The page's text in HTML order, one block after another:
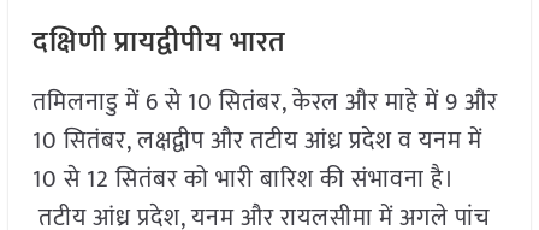
दक्षिणी प्रायद्वीपीय भारत
तमिलनाडु में 6 से 10 सितंबर, केरल और माहे में 9 और
10 सितंबर, लक्षद्वीप और तटीय आंध्र प्रदेश व यनम में
10 से 12 सितंबर को भारी बारिश की संभावना है।
तटीय आंध्र प्रदेश, यनम और रायलसीमा में अगले पांच